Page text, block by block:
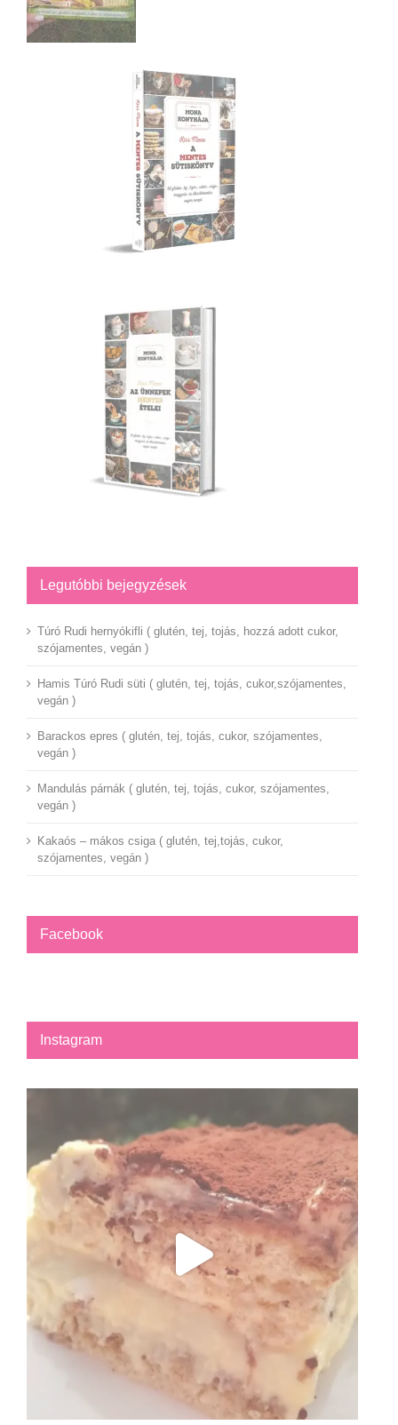
Legutóbbi bejegyzések
Túró Rudi hernyókifli ( glutén, tej, tojás, hozzá adott cukor,
szójamentes, vegán )
Hamis Túró Rudi süti ( glutén, tej, tojás, cukor,szójamentes,
vegán )
Barackos epres ( glutén, tej, tojás, cukor, szójamentes,
vegán )
Mandulás párnák ( glutén, tej, tojás, cukor, szójamentes,
vegán )
Kakaós – mákos csiga ( glutén, tej,tojás, cukor,
szójamentes, vegán )
Facebook
Instagram